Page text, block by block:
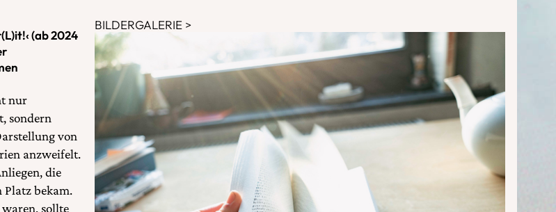
(ab 2024
nur
sondern
von
anzweifelt.
die
Platz bekam.
sollte
BILDERGALERIE